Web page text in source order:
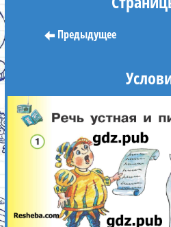
Предыдущее